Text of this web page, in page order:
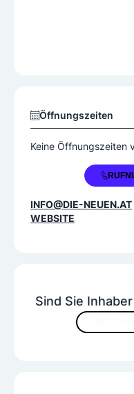
Sind Sie
Öffnungszeiten
Keine Öffnungszeiten
+43 316 281922
INFO@DIE-NEUEN.AT
WEBSITE